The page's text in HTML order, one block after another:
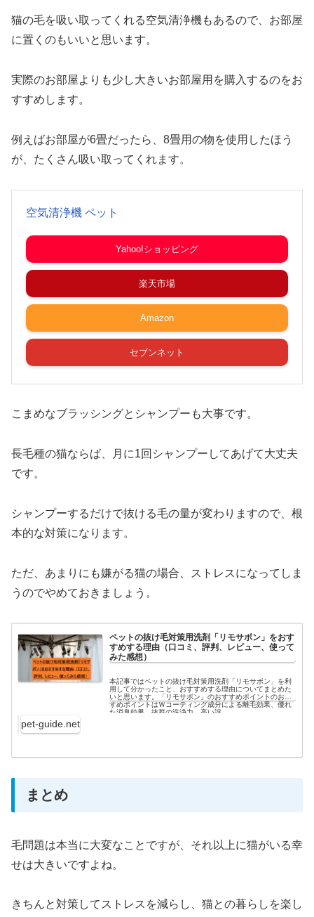
猫の毛を吸い取ってくれる空気清浄機もあるので、お部屋
に置くのもいいと思います。
実際のお部屋よりも少し大きいお部屋用を購入するのをお
すすめします。
例えばお部屋が6畳だったら、8畳用の物を使用したほう
が、たくさん吸い取ってくれます。
空気清浄機 ペット
Yahoo!ショッピング
楽天市場
Amazon
セブンネット
こまめなブラッシングとシャンプーも大事です。
長毛種の猫ならば、月に1回シャンプーしてあげて大丈夫
です。
シャンプーするだけで抜ける毛の量が変わりますので、根
本的な対策になります。
ただ、あまりにも嫌がる猫の場合、ストレスになってしま
うのでやめておきましょう。
ペットの抜け毛対策用洗剤「リモサボン」をおす
すめする理由（口コミ、評判、レビュー、使って
みた感想）
本記事ではペットの抜け毛対策用洗剤「リモサボン」を利
用して分かったこと、おすすめする理由についてまとめた
いと思います。「リモサボン」のおすすめポイントのおす
すめポイントはＷコーティング成分による離毛効果、優れ
た消臭効果、抜群の洗浄力、高い評...
pet-guide.net
まとめ
毛問題は本当に大変なことですが、それ以上に猫がいる幸
せは大きいですよね。
きちんと対策してストレスを減らし、猫との暮らしを楽し